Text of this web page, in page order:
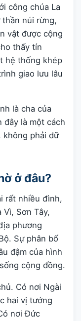
công chúa La
thần núi rừng,
vật được cộng
thấy tín
hệ thống khép
giao lưu lâu
là cha của
đây là một cách
không phải dữ
ở đâu?
rất nhiều đình,
Sơn Tây,
phương
Sự phân bố
đậm của hình
cộng đồng.
Có nơi Ngài
hai vị tướng
nơi Đức